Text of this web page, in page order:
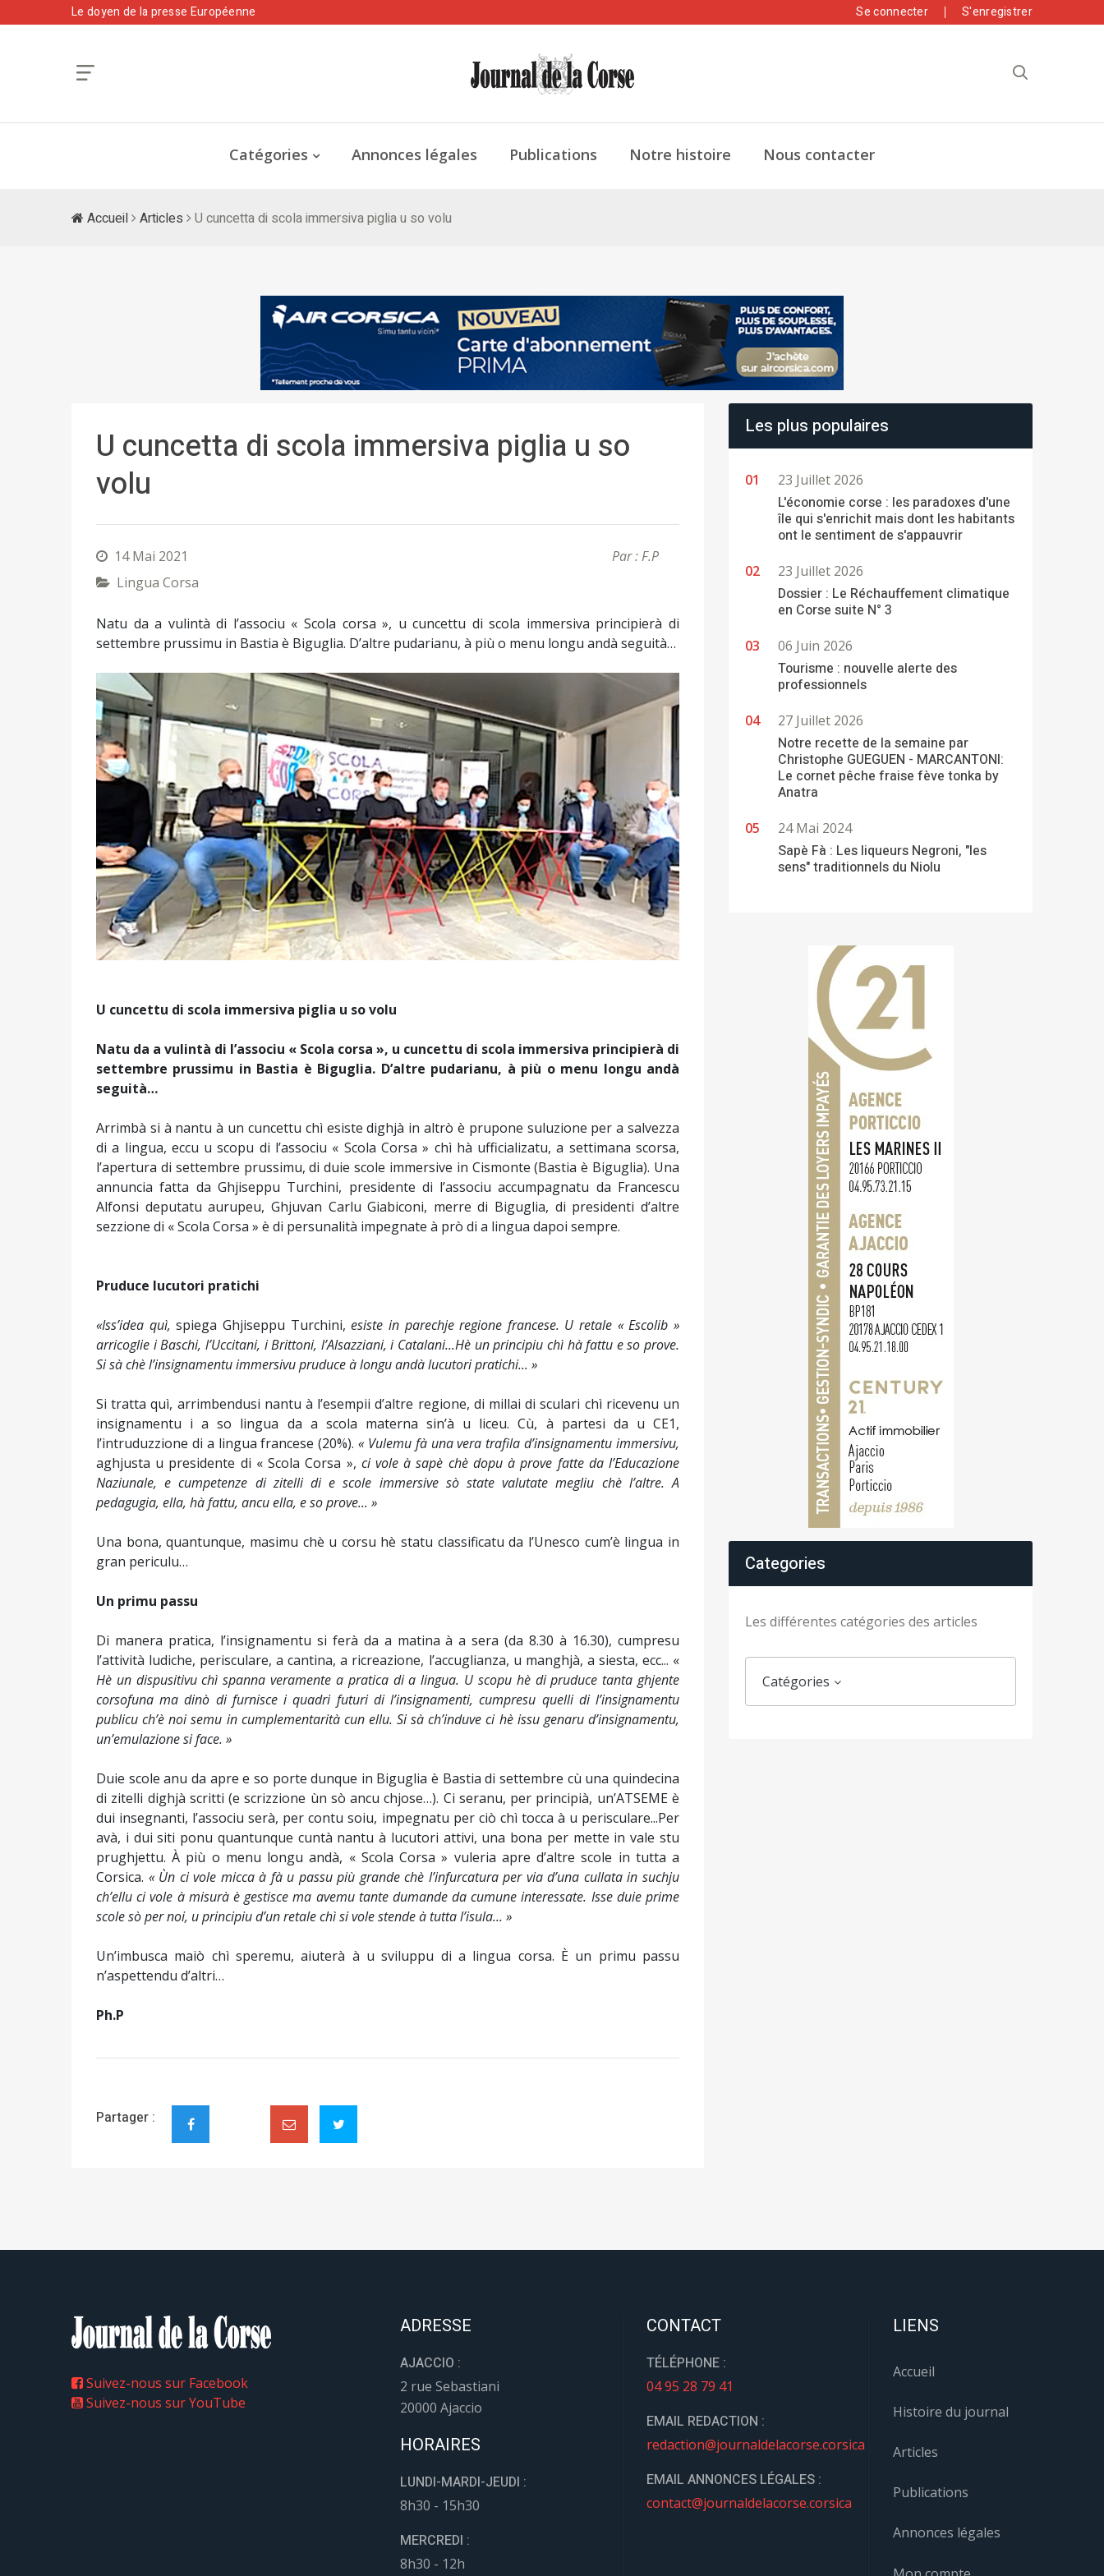
Le doyen de la presse Européenne Se connecter S'enregistrer
Catégories Annonces légales Publications Notre histoire Nous contacter
Accueil Articles U cuncetta di scola immersiva piglia u so volu
U cuncetta di scola immersiva piglia u so
volu
14 Mai 2021
Par : F.P
Lingua Corsa
Natu da a vulintà di l’associu « Scola corsa », u cuncettu di scola immersiva principierà di
settembre prussimu in Bastia è Biguglia. D’altre pudarianu, à più o menu longu andà seguità…
U cuncettu di scola immersiva piglia u so volu
Natu da a vulintà di l’associu « Scola corsa », u cuncettu di scola immersiva principierà di
settembre prussimu in Bastia è Biguglia. D’altre pudarianu, à più o menu longu andà
seguità…
Arrimbà si à nantu à un cuncettu chì esiste dighjà in altrò è prupone suluzione per a salvezza
di a lingua, eccu u scopu di l’associu « Scola Corsa » chì hà ufficializatu, a settimana scorsa,
l’apertura di settembre prussimu, di duie scole immersive in Cismonte (Bastia è Biguglia). Una
annuncia fatta da Ghjiseppu Turchini, presidente di l’associu accumpagnatu da Francescu
Alfonsi deputatu aurupeu, Ghjuvan Carlu Giabiconi, merre di Biguglia, di presidenti d’altre
sezzione di « Scola Corsa » è di persunalità impegnate à prò di a lingua dapoi sempre.
Pruduce lucutori pratichi
«Iss’idea quì,spiega Ghjiseppu Turchini,esiste in parechje regione francese. U retale « Escolib »
arricoglie i Baschi, l’Uccitani, i Brittoni, l’Alsazziani, i Catalani...Hè un principiu chì hà fattu e so prove.
Si sà chè l’insignamentu immersivu pruduce à longu andà lucutori pratichi... »
Si tratta quì, arrimbendusi nantu à l’esempii d’altre regione, di millai di sculari chì ricevenu un
insignamentu i a so lingua da a scola materna sin’à u liceu. Cù, à partesi da u CE1,
l’intruduzzione di a lingua francese (20%).« Vulemu fà una vera trafila d’insignamentu immersivu,
aghjusta u presidente di « Scola Corsa », ci vole à sapè chè dopu à prove fatte da l’Educazione
Naziunale, e cumpetenze di zitelli di e scole immersive sò state valutate megliu chè l’altre. A
pedagugia, ella, hà fattu, ancu ella, e so prove... »
Una bona, quantunque, masimu chè u corsu hè statu classificatu da l’Unesco cum’è lingua in
gran periculu…
Un primu passu
Di manera pratica, l’insignamentu si ferà da a matina à a sera (da 8.30 à 16.30), cumpresu
l’attività ludiche, perisculare, a cantina, a ricreazione, l’accuglianza, u manghjà, a siesta, ecc... «
Hè un dispusitivu chì spanna veramente a pratica di a lingua. U scopu hè di pruduce tanta ghjente
corsofuna ma dinò di furnisce i quadri futuri di l’insignamenti, cumpresu quelli di l’insignamentu
publicu ch’è noi semu in cumplementarità cun ellu. Si sà ch’induve ci hè issu genaru d’insignamentu,
un’emulazione si face. »
Duie scole anu da apre e so porte dunque in Biguglia è Bastia di settembre cù una quindecina
di zitelli dighjà scritti (e scrizzione ùn sò ancu chjose…). Ci seranu, per principià, un’ATSEME è
dui insegnanti, l’associu serà, per contu soiu, impegnatu per ciò chì tocca à u perisculare...Per
avà, i dui siti ponu quantunque cuntà nantu à lucutori attivi, una bona per mette in vale stu
prughjettu. À più o menu longu andà, « Scola Corsa » vuleria apre d’altre scole in tutta a
Corsica. « Ùn ci vole micca à fà u passu più grande chè l’infurcatura per via d’una cullata in suchju
ch’ellu ci vole à misurà è gestisce ma avemu tante dumande da cumune interessate. Isse duie prime
scole sò per noi, u principiu d’un retale chì si vole stende à tutta l’isula... »
Un’imbusca maiò chì speremu, aiuterà à u sviluppu di a lingua corsa. È un primu passu
n’aspettendu d’altri…
Ph.P
Partager :
Les plus populaires
23 Juillet 2026
L'économie corse : les paradoxes d'une
île qui s'enrichit mais dont les habitants
ont le sentiment de s'appauvrir
23 Juillet 2026
Dossier : Le Réchauffement climatique
en Corse suite N° 3
06 Juin 2026
Tourisme : nouvelle alerte des
professionnels
27 Juillet 2026
Notre recette de la semaine par
Christophe GUEGUEN - MARCANTONI:
Le cornet pêche fraise fève tonka by
Anatra
24 Mai 2024
Sapè Fà : Les liqueurs Negroni, "les
sens" traditionnels du Niolu
Categories
Les différentes catégories des articles
Catégories
Suivez-nous sur Facebook
Suivez-nous sur YouTube
ADRESSE
AJACCIO :
2 rue Sebastiani
20000 Ajaccio
HORAIRES
LUNDI-MARDI-JEUDI :
8h30 - 15h30
MERCREDI :
8h30 - 12h
CONTACT
TÉLÉPHONE :
04 95 28 79 41
EMAIL REDACTION :
redaction@journaldelacorse.corsica
EMAIL ANNONCES LÉGALES :
contact@journaldelacorse.corsica
LIENS
Accueil
Histoire du journal
Articles
Publications
Annonces légales